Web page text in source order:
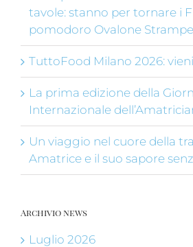
tavole: stanno per tornare i
pomodoro Ovalone
TuttoFood Milano 2026:
La prima edizione della
Internazionale
Un viaggio nel cuore della
Amatrice e il suo sapore
Archivio news
Luglio 2026